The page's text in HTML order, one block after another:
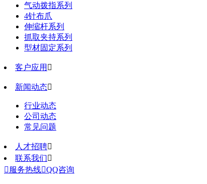
气动拨指系列
4针布爪
伸缩杆系列
抓取夹持系列
型材固定系列
客户应用 
新闻动态
行业动态
公司动态
常见问题
人才招聘
联系我们
 服务热线QQ咨询